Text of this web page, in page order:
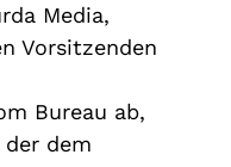
Media,
Vorsitzenden
Bureau ab,
der dem